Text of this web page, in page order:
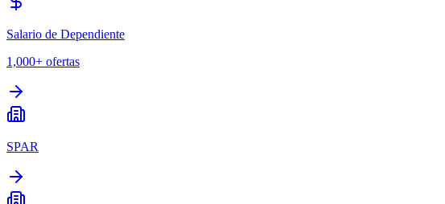
Salario de Dependiente
1,000+ ofertas
SPAR